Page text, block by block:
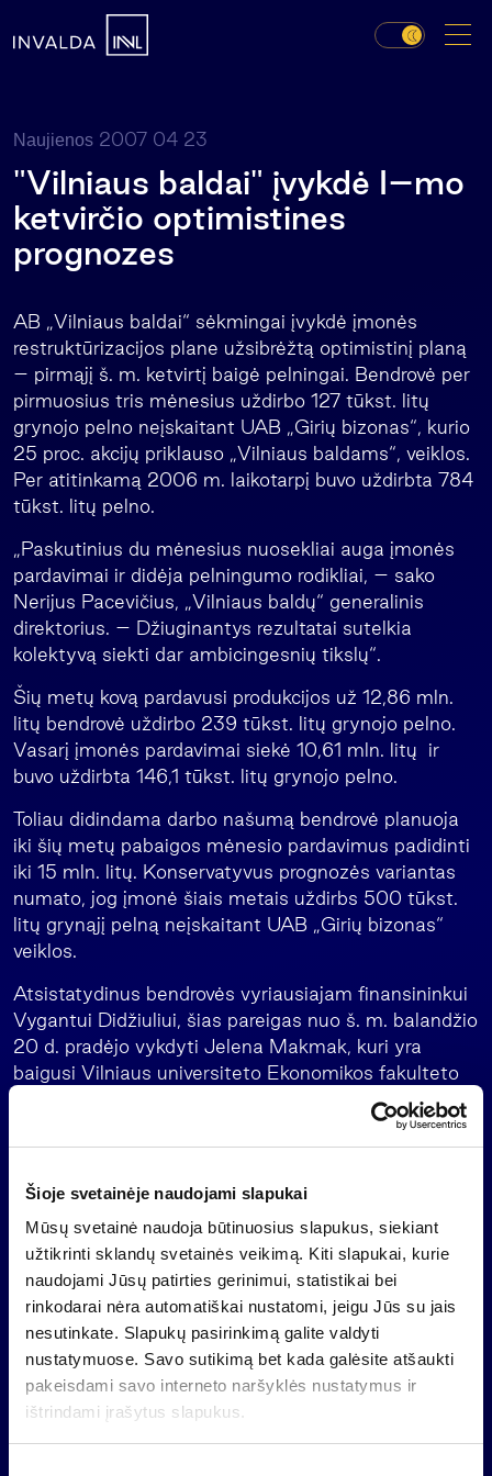
Šioje svetainėje naudojami slapukai
Mūsų svetainė naudoja būtinuosius slapukus, siekiant
užtikrinti sklandų svetainės veikimą. Kiti slapukai, kurie
naudojami Jūsų patirties gerinimui, statistikai bei
rinkodarai nėra automatiškai nustatomi, jeigu Jūs su jais
nesutinkate. Slapukų pasirinkimą galite valdyti
nustatymuose. Savo sutikimą bet kada galėsite atšaukti
pakeisdami savo interneto naršyklės nustatymus ir
ištrindami įrašytus slapukus.
Naujienos 2007 04 23
"Vilniaus baldai" įvykdė I–mo
ketvirčio optimistines
prognozes
AB „Vilniaus baldai“ sėkmingai įvykdė įmonės
restruktūrizacijos plane užsibrėžtą optimistinį planą
– pirmąjį š. m. ketvirtį baigė pelningai. Bendrovė per
pirmuosius tris mėnesius uždirbo 127 tūkst. litų
grynojo pelno neįskaitant UAB „Girių bizonas“, kurio
25 proc. akcijų priklauso „Vilniaus baldams“, veiklos.
Per atitinkamą 2006 m. laikotarpį buvo uždirbta 784
tūkst. litų pelno.
„Paskutinius du mėnesius nuosekliai auga įmonės
pardavimai ir didėja pelningumo rodikliai, – sako
Nerijus Pacevičius, „Vilniaus baldų“ generalinis
direktorius. – Džiuginantys rezultatai sutelkia
kolektyvą siekti dar ambicingesnių tikslų“.
Šių metų kovą pardavusi produkcijos už 12,86 mln.
litų bendrovė uždirbo 239 tūkst. litų grynojo pelno.
Vasarį įmonės pardavimai siekė 10,61 mln. litų ir
buvo uždirbta 146,1 tūkst. litų grynojo pelno.
Toliau didindama darbo našumą bendrovė planuoja
iki šių metų pabaigos mėnesio pardavimus padidinti
iki 15 mln. litų. Konservatyvus prognozės variantas
numato, jog įmonė šiais metais uždirbs 500 tūkst.
litų grynąjį pelną neįskaitant UAB „Girių bizonas“
veiklos.
Atsistatydinus bendrovės vyriausiajam finansininkui
Vygantui Didžiuliui, šias pareigas nuo š. m. balandžio
20 d. pradėjo vykdyti Jelena Makmak, kuri yra
baigusi Vilniaus universiteto Ekonomikos fakulteto
pramonės planavimo specialybę. Paskutiniuosius 10
metų ji dirbo finansų direktore UAB „Kemira
GrowHow“.
Investicinė bendrovė AB „Invalda“, įskaitant akcijas,
jai perleistas pagal vertybinių popierių atpirkimo
sutartis, kovo 31 d. valdė kontrolinį 69,16 proc. AB
„Vilniaus baldai“ akcijų paketą. Įmonė kotiruojama
Vilniaus vertybinių popierių Oficialiajame prekybos
sąraše.